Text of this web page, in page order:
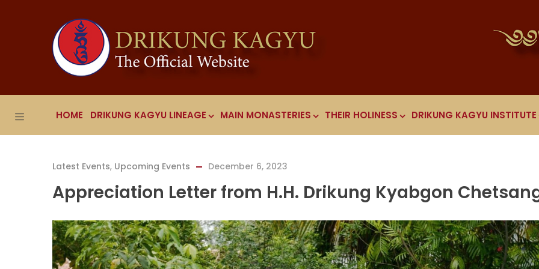
HOME DRIKUNG KAGYU LINEAGE MAIN MONASTERIES THEIR HOLINESS DRIKUNG KAGYU INSTITUTE
Latest Events, Upcoming Events December 6, 2023
Appreciation Letter from H.H. Drikung Kyabgon